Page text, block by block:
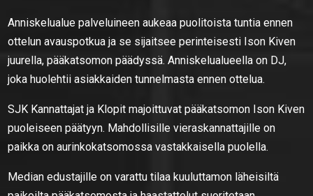
Anniskelualue palveluineen aukeaa puolitoista tuntia ennen
ottelun avauspotkua ja se sijaitsee perinteisesti Ison Kiven
juurella, pääkatsomon päädyssä. Anniskelualueella on DJ,
joka huolehtii asiakkaiden tunnelmasta ennen ottelua.
SJK Kannattajat ja Klopit majoittuvat pääkatsomon Ison Kiven
puoleiseen päätyyn. Mahdollisille vieraskannattajille on
paikka on aurinkokatsomossa vastakkaisella puolella.
Median edustajille on varattu tilaa kuuluttamon läheisiltä